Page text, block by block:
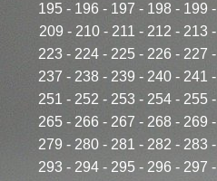
195 - 196 - 197 - 198 - 199 -
209- 210- 211 - 212 - 213-
223 - 224 - 225 - 226 - 227 -
237 - 238 - 239 - 240 - 241 -
251 - 252 - 253 - 254 - 255 -
265 - 266 - 267 - 268 - 269 -
279 - 280 - 281 - 282 - 283 -
293 - 294 - 295 - 296 - 297 -